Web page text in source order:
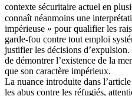
contexte sécuritaire actuel en
connaît néanmoins une
impérieuse » pour qualifier les
garde-fou contre tout emploi
justifier les décisions
de démontrer l’existence de la
que son caractère impérieux.
La nuance introduite dans
les abus contre les réfugiés,